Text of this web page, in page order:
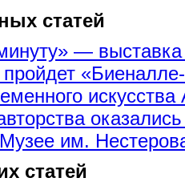
статей
—
искусства
им.
статей